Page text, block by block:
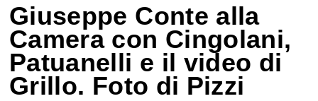
Giuseppe Conte alla
Camera con Cingolani,
Patuanelli e il video di
Grillo. Foto di Pizzi